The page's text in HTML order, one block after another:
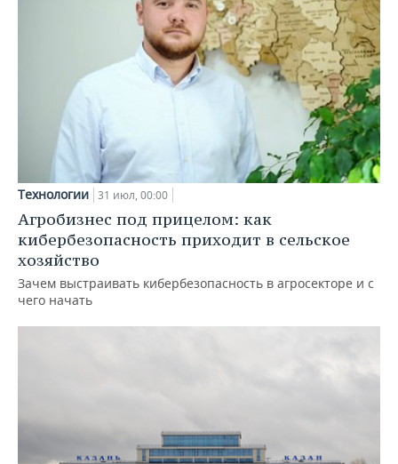
Технологии 31 июл, 00:00
Агробизнес под прицелом: как
кибербезопасность приходит в сельское
хозяйство
Зачем выстраивать кибербезопасность в агросекторе и с
чего начать